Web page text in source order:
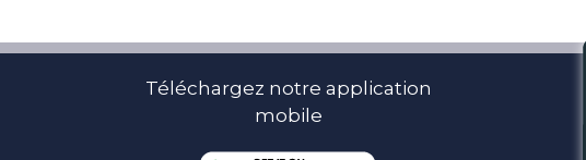
Téléchargez notre application
mobile